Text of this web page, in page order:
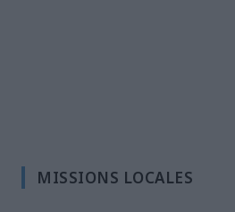
MISSIONS LOCALES